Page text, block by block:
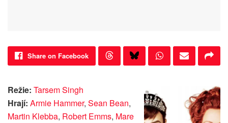
Share on Facebook
Režie: Tarsem Singh
Hrají: Armie Hammer, Sean Bean,
Martin Klebba, Robert Emms, Mare